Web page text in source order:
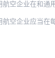
通用航空用户、消费者订立合同时，应当充分履行告知义务，
应当在每年3月31日前，通过通用航空管理系统向